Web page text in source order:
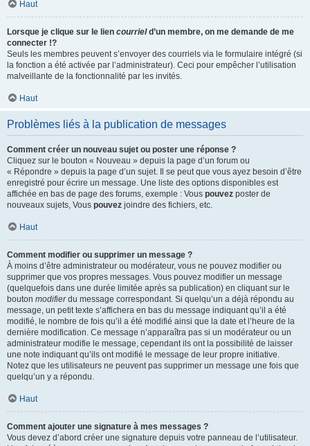
Haut
Lorsque je clique sur le lien courrield’un membre, on me demande de me
connecter !?
Seuls les membres peuvent s’envoyer des courriels via le formulaire intégré (si
la fonction a été activée par l’administrateur). Ceci pour empêcher l’utilisation
malveillante de la fonctionnalité par les invités.
Haut
Problèmes liés à la publication de messages
Comment créer un nouveau sujet ou poster une réponse ?
Cliquez sur le bouton « Nouveau » depuis la page d’un forum ou
« Répondre » depuis la page d’un sujet. Il se peut que vous ayez besoin d’être
enregistré pour écrire un message. Une liste des options disponibles est
affichée en bas de page des forums, exemple : Vous pouvez poster de
nouveaux sujets, Vous pouvez joindre des fichiers, etc.
Haut
Comment modifier ou supprimer un message ?
À moins d’être administrateur ou modérateur, vous ne pouvez modifier ou
supprimer que vos propres messages. Vous pouvez modifier un message
(quelquefois dans une durée limitée après sa publication) en cliquant sur le
bouton modifierdu message correspondant. Si quelqu’un a déjà répondu au
message, un petit texte s’affichera en bas du message indiquant qu’il a été
modifié, le nombre de fois qu’il a été modifié ainsi que la date et l’heure de la
dernière modification. Ce message n’apparaîtra pas si un modérateur ou un
administrateur modifie le message, cependant ils ont la possibilité de laisser
une note indiquant qu’ils ont modifié le message de leur propre initiative.
Notez que les utilisateurs ne peuvent pas supprimer un message une fois que
quelqu’un y a répondu.
Haut
Comment ajouter une signature à mes messages ?
Vous devez d’abord créer une signature depuis votre panneau de l’utilisateur.